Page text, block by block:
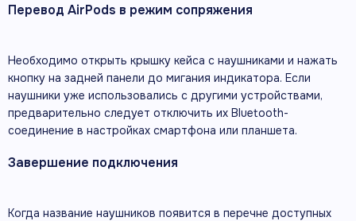
Перевод AirPods в режим сопряжения
Необходимо открыть крышку кейса с наушниками и нажать
кнопку на задней панели до мигания индикатора. Если
наушники уже использовались с другими устройствами,
предварительно следует отключить их Bluetooth-
соединение в настройках смартфона или планшета.
Завершение подключения
Когда название наушников появится в перечне доступных